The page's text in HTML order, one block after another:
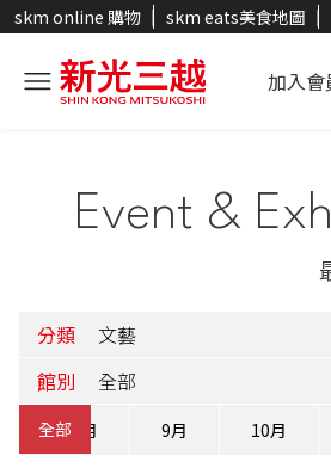
skm online 購物 skm eats美食地圖
加入會
Event &
分類
館別
全部 8月 9月 10月